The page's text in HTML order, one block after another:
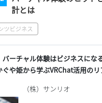
計とは
ツビジネス
バーチャル体験はビジネスにな
ぐや姫から学ぶVRChat活用の
（株）サンリオ